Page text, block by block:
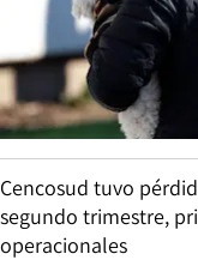
Cencosud tuvo
segundo trimestre,
operacionales